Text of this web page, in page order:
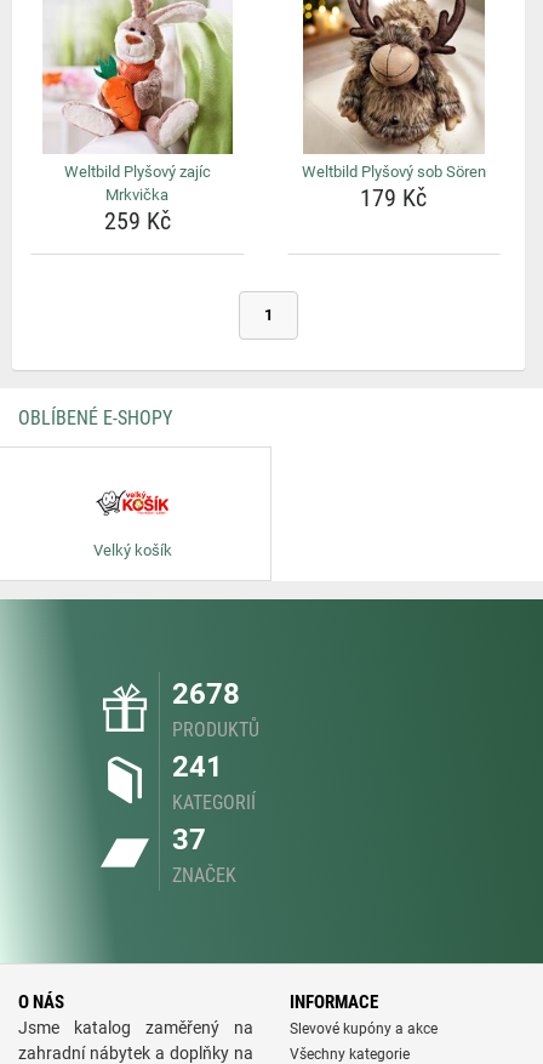
Weltbild Plyšový zajíc
Mrkvička
259 Kč
Weltbild Plyšový sob Sören
179 Kč
1
OBLÍBENÉ E-SHOPY
Velký košík
2678
PRODUKTŮ
241
KATEGORIÍ
37
ZNAČEK
O NÁS
Jsme katalog zaměřený na
zahradní nábytek a doplňky na
INFORMACE
Slevové kupóny a akce
Všechny kategorie